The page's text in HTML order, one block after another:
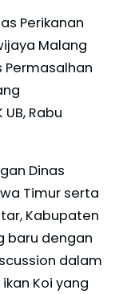
Perikanan
Malang
Permasalhan
Rabu
Dinas
Timur serta
Kabupaten
baru dengan
dalam
Koi yang